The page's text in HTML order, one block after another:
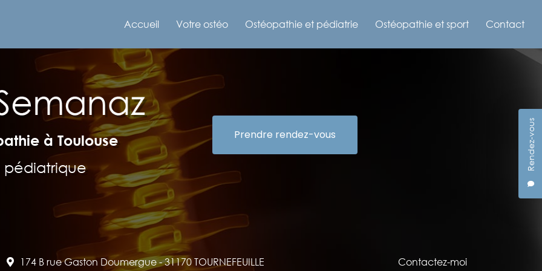
Rendez-vous
Accueil
Votre ostéo Ostéopathie et pédiatrie Ostéopathie et sport Contact
à Toulouse
pédiatrique
Prendre rendez-vous
174 B rue Gaston Doumergue -31170 TOURNEFEUILLE Contactez-moi